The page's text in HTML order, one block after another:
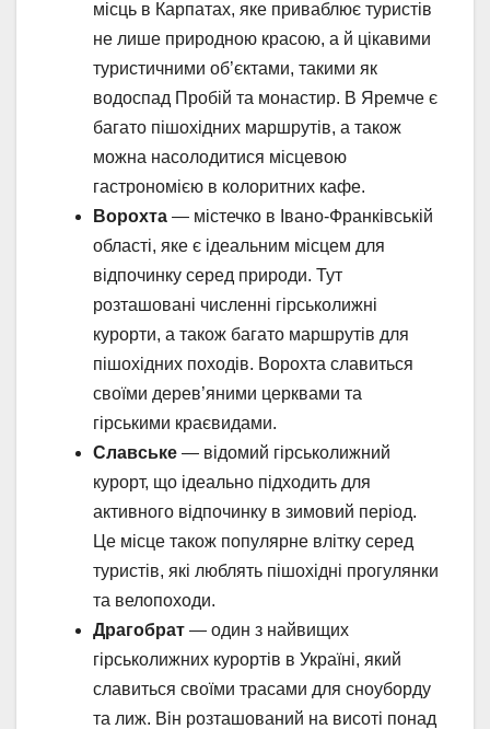
місць в Карпатах, яке приваблює туристів
не лише природною красою, а й цікавими
туристичними об’єктами, такими як
водоспад Пробій та монастир. В Яремче є
багато пішохідних маршрутів, а також
можна насолодитися місцевою
гастрономією в колоритних кафе.
Ворохта — містечко в Івано-Франківській
області, яке є ідеальним місцем для
відпочинку серед природи. Тут
розташовані численні гірськолижні
курорти, а також багато маршрутів для
пішохідних походів. Ворохта славиться
своїми дерев’яними церквами та
гірськими краєвидами.
Славське — відомий гірськолижний
курорт, що ідеально підходить для
активного відпочинку в зимовий період.
Це місце також популярне влітку серед
туристів, які люблять пішохідні прогулянки
та велопоходи.
Драгобрат — один з найвищих
гірськолижних курортів в Україні, який
славиться своїми трасами для сноуборду
та лиж. Він розташований на висоті понад